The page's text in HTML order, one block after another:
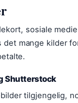
sosiale
mange kilder
Shutterstock
tilgjengelig,